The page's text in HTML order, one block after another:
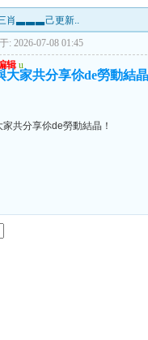
肖▃▃▃己更新..
: 2026-07-08 01:45
辑 u
大家共分享伱de勞動結
共分享伱de勞動結晶！